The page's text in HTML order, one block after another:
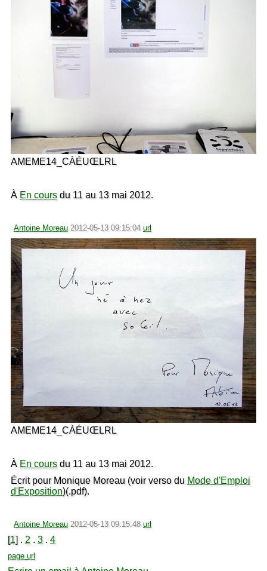
AMEME14_CÀÉUŒLRL
À En coursdu 11 au 13 mai 2012.
Antoine Moreau 2012-05-13 09:15:04 url
AMEME14_CÀÉUŒLRL
À En coursdu 11 au 13 mai 2012.
Écrit pour Monique Moreau (voir verso du Mode d'Emploi
d'Exposition)(.pdf).
Antoine Moreau 2012-05-13 09:15:48 url
[1] . 2 . 3. 4
page url